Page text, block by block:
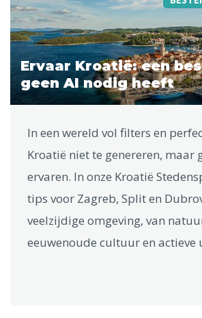
Ervaar Kroatië: een
geen AI nodig heeft
In een wereld vol filters en
Kroatië niet te genereren, maar
ervaren. In onze Kroatië
tips voor Zagreb, Split en
veelzijdige omgeving, van
eeuwenoude cultuur en actieve